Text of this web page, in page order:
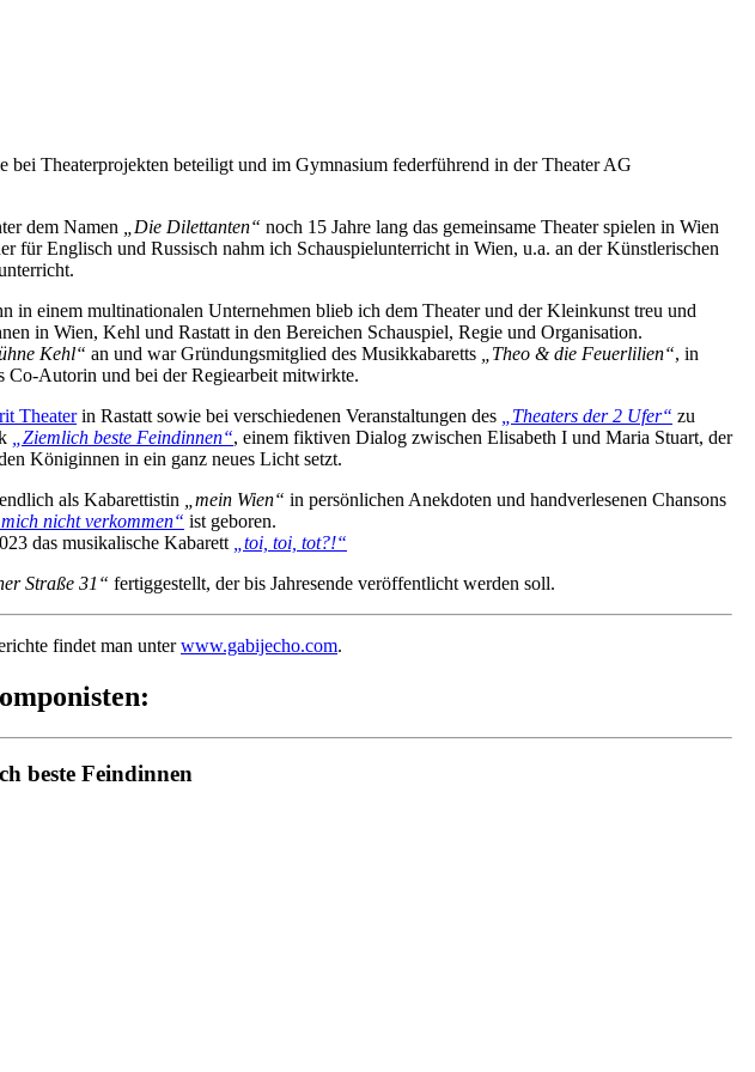
bei Theaterprojekten beteiligt und im Gymnasium federführend in der Theater AG
dem Namen
„Die Dilettanten“ noch 15 Jahre lang das gemeinsame Theater spielen in Wien
für Englisch und Russisch nahm ich Schauspielunterricht in Wien, u.a. an der Künstlerischen
in einem multinationalen Unternehmen blieb ich dem Theater und der Kleinkunst treu und
in Wien, Kehl und Rastatt in den Bereichen Schauspiel, Regie und Organisation.
Kehl“ an und war Gründungsmitglied des Musikkabaretts „Theo & die Feuerlilien“, in
Co-Autorin und bei der Regiearbeit mitwirkte.
Theaterin Rastatt sowie bei verschiedenen Veranstaltungen des „Theaters der 2 Ufer“ zu
„Ziemlich beste Feindinnen“, einem fiktiven Dialog zwischen Elisabeth I und Maria Stuart, der
Königinnen in ein ganz neues Licht setzt.
als Kabarettistin
„mein Wien“ in persönlichen Anekdoten und handverlesenen Chansons
nicht verkommen“ ist geboren.
das musikalische Kabarett
„toi, toi, tot?!“
Straße 31“ fertiggestellt, der bis Jahresende veröffentlicht werden soll.
findet man unterwww.gabijecho.com.
beste Feindinnen